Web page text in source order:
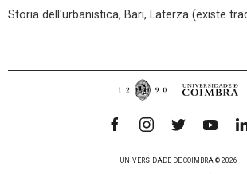
Storia dell'urbanistica, Bari, Laterza (existe
UNIVERSIDADE DE COIMBRA © 2026